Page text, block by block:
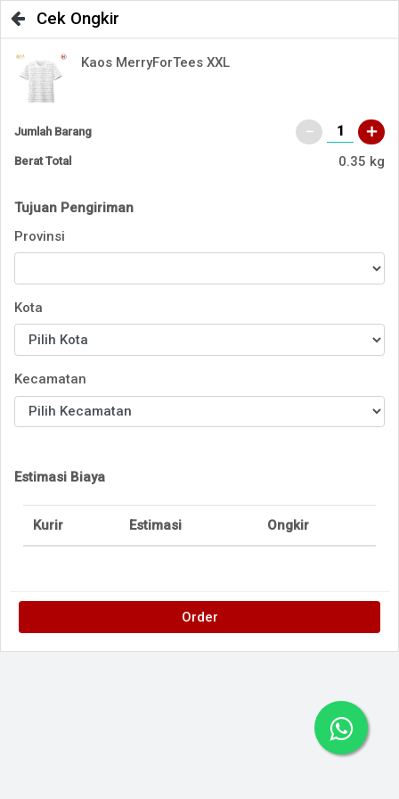
Cek Ongkir
Kaos MerryForTees XXL
Jumlah Barang
Berat Total 0.35 kg
Tujuan Pengiriman
Provinsi
Kota
Kecamatan
Estimasi Biaya
Kurir Estimasi Ongkir
Order